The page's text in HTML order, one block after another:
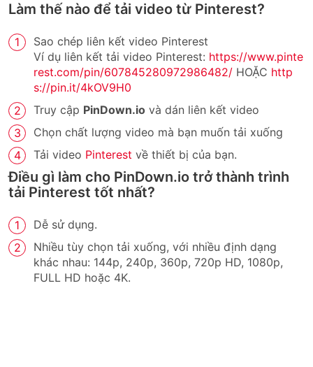
Làm thế nào để tải video từ Pinterest?
Sao chép liên kết video Pinterest
Ví dụ liên kết tải video Pinterest: https://www.pinte
rest.com/pin/607845280972986482/ HOẶC http
s://pin.it/4kOV9H0
Truy cập PinDown.io và dán liên kết video
Chọn chất lượng video mà bạn muốn tải xuống
Tải video Pinterest về thiết bị của bạn.
Điều gì làm cho PinDown.io trở thành trình
tải Pinterest tốt nhất?
Dễ sử dụng.
Nhiều tùy chọn tải xuống, với nhiều định dạng
khác nhau: 144p, 240p, 360p, 720p HD, 1080p,
FULL HD hoặc 4K.